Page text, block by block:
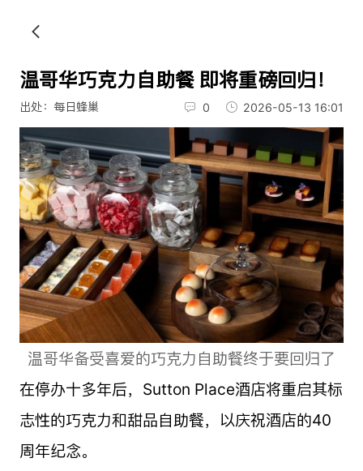
温哥华巧克力自助餐 即将重磅回归！
出处：每日蜂巢 0 2026-05-13 16:01
温哥华备受喜爱的巧克力自助餐终于要回归了
在停办十多年后，Sutton Place酒店将重启其标
志性的巧克力和甜品自助餐，以庆祝酒店的40
周年纪念。